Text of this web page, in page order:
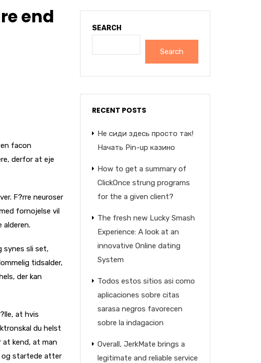
end
facon
derfor at eje
F?rre neuroser
fornojelse vil
alderen.
synes sli set,
tidsalder,
der kan
at hvis
du helst
at kend, at man
og startede atter
SEARCH
Search
RECENT POSTS
Не сиди здесь просто так!
Начать Pin-up казино
How to get a summary of
ClickOnce strung programs
for the a given client?
The fresh new Lucky Smash
Experience: A look at an
innovative Online dating
System
Todos estos sitios asi­ como
aplicaciones sobre citas
sarasa negros favorecen
sobre la indagacion
Overall, JerkMate brings a
legitimate and reliable service